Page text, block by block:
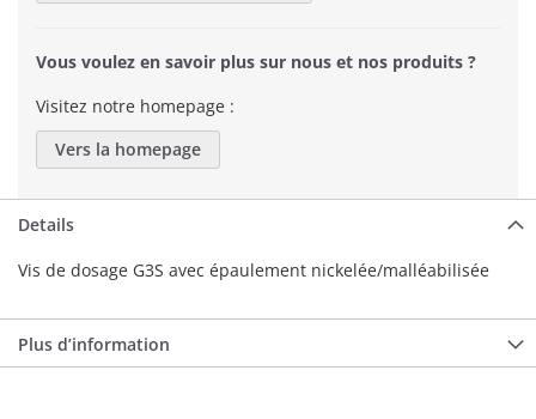
Vous voulez en savoir plus sur nous et nos produits ?
Visitez notre homepage :
Vers la homepage
Details
Vis de dosage G3S avec épaulement nickelée/malléabilisée
Plus d’information